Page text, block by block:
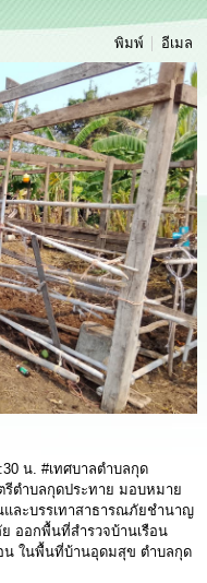
พิมพ์
อีเมล
น. #เทศบาลตำบลกุด
รีตำบลกุดประทาย มอบหมาย
และบรรเทาสาธารณภัยชำนาญ
ออกพื้นที่สำรวจบ้านเรือน
น ในพื้นที่บ้านอุดมสุข ตำบลกุด